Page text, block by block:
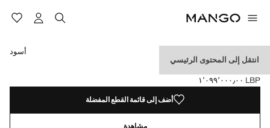
انتقل إلى المحتوى الرئيسي
طماق قطني أساسي
السعر الحالي [LBP ١٬٠٩٩٬٠٠٠٫٠٠ ]
LBP ١٬٠٩٩٬٠٠٠٫٠٠
حدد اللون
تم اختيار اللون أسود
اللون كحلي غامق
اللون وردي
أسود
أضف إلى قائمة القطع المفضلة